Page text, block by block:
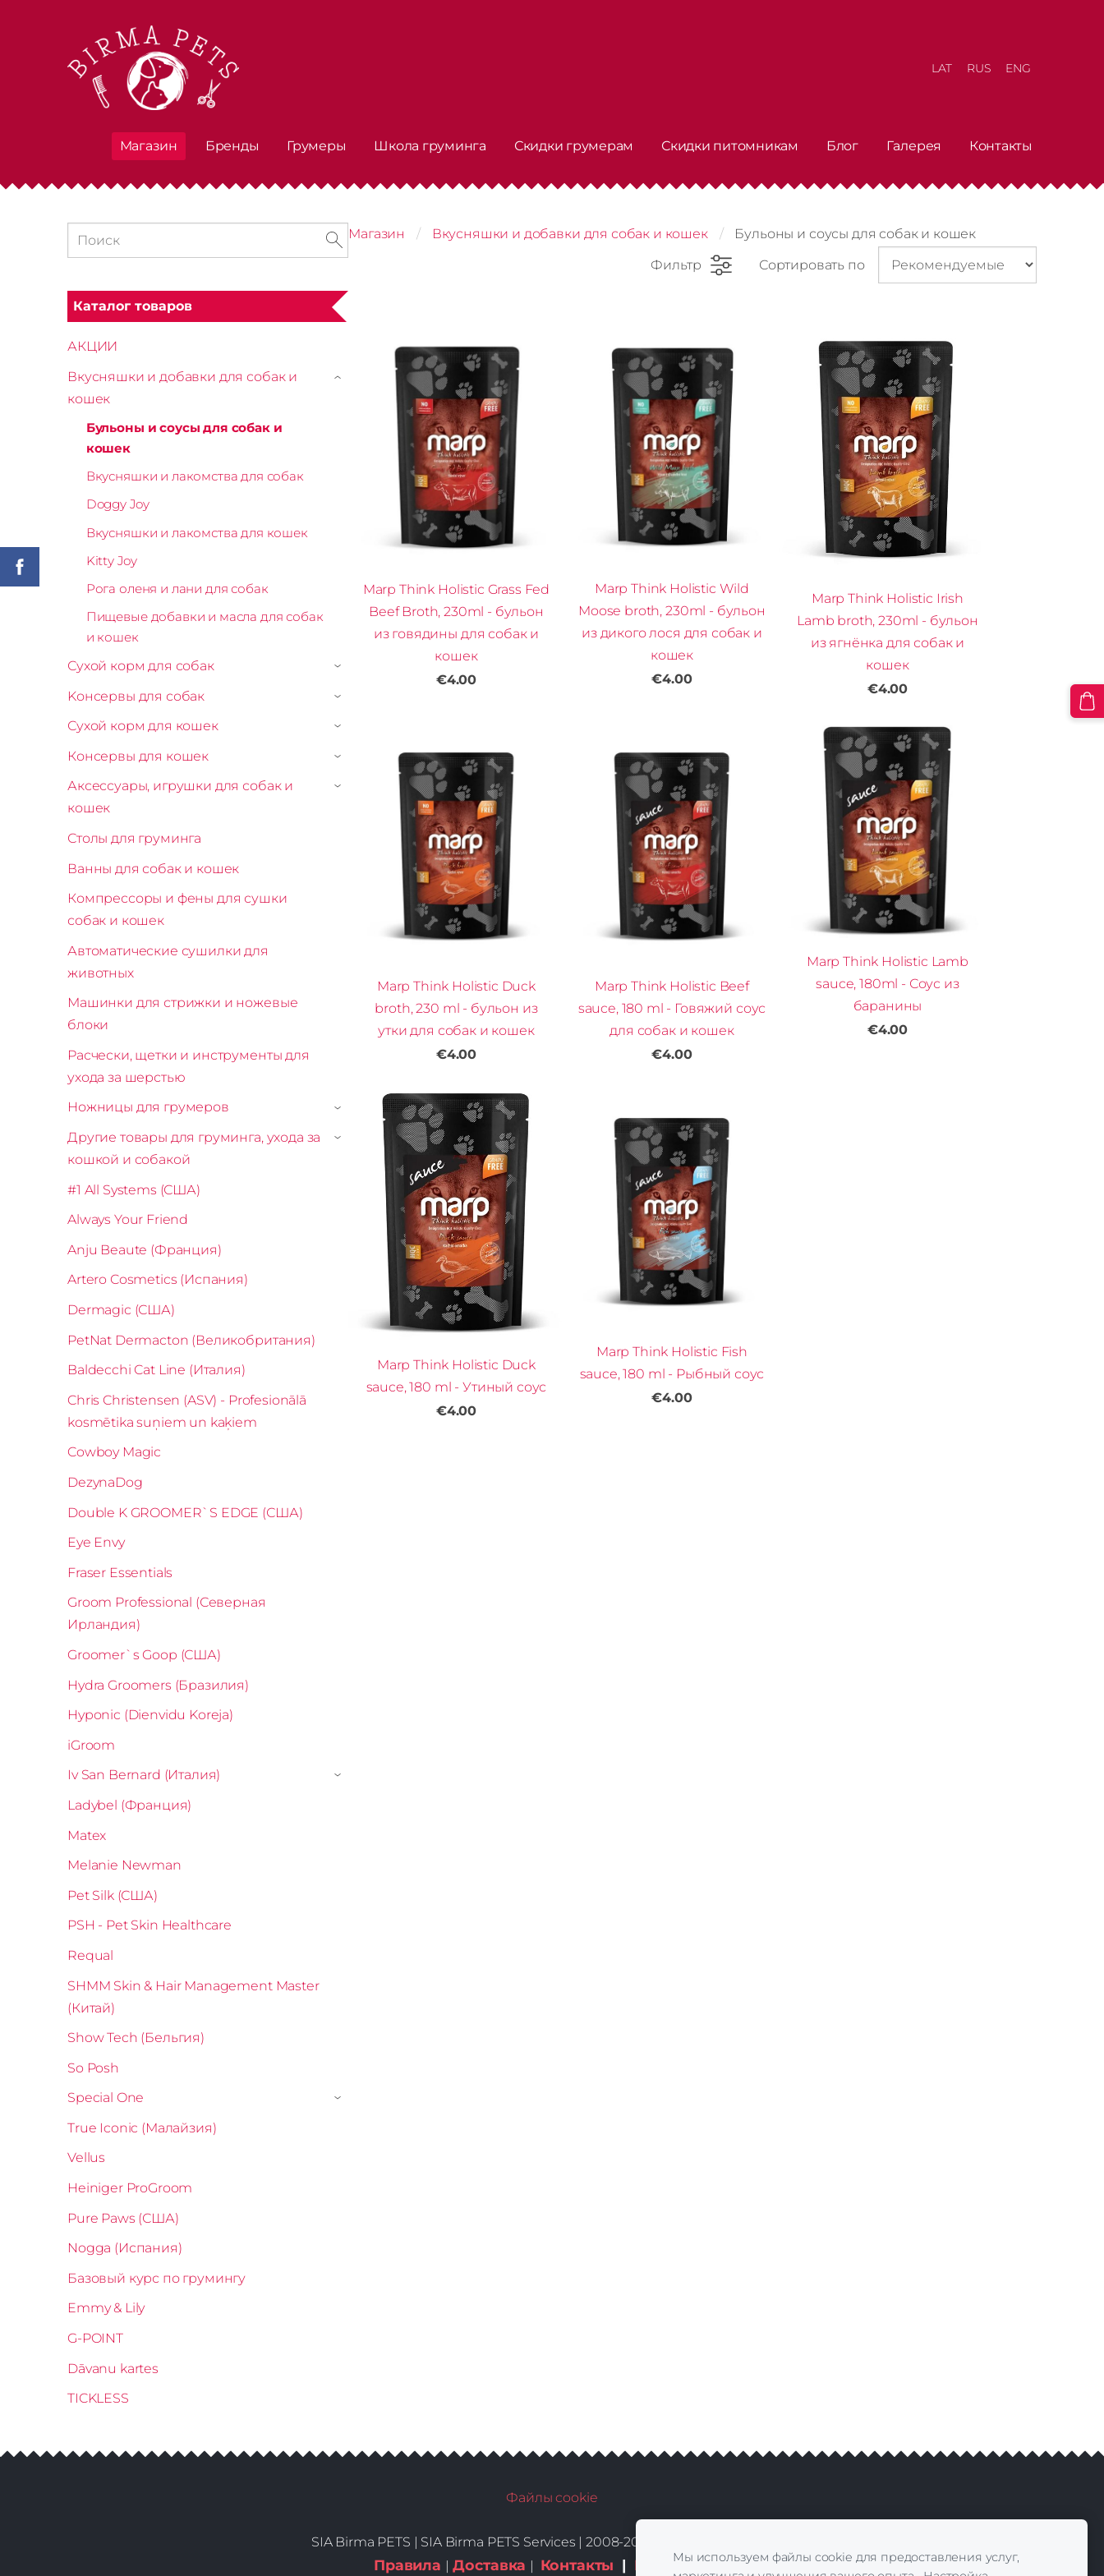
Магазин Бренды Грумеры Школа груминга Скидки грумерам Скидки питомникам Блог Галерея Контакты
LAT RUS ENG
Каталог товаров
АКЦИИ
Вкусняшки и добавки для собак и
кошек
Бульоны и соусы для собак и
кошек
Вкусняшки и лакомства для собак
Doggy Joy
Вкусняшки и лакомства для кошек
Kitty Joy
Рога оленя и лани для собак
Пищевые добавки и масла для собак
и кошек
›
Сухой корм для собак ›
Kонсервы для собак ›
Сухой корм для кошек ›
Консервы для кошек ›
Аксессуары, игрушки для собак и
кошек
›
Столы для груминга
Ванны для собак и кошек
Компрессоры и фены для сушки
собак и кошек
Автоматические сушилки для
животных
Машинки для стрижки и ножевые
блоки
Расчески, щетки и инструменты для
ухода за шерстью
Ножницы для грумеров
›
Другие товары для груминга, ухода за
кошкой и собакой
›
#1 All Systems (США)
Always Your Friend
Anju Beaute (Франция)
Artero Cosmetics (Испания)
Dermagic (США)
PetNat Dermacton (Великобритания)
Baldecchi Cat Line (Италия)
Chris Christensen (ASV) - Profesionālā
kosmētika suņiem un kaķiem
Cowboy Magic
DezynaDog
Double K GROOMER`S EDGE (США)
Eye Envy
Fraser Essentials
Groom Professional (Северная
Ирландия)
Groomer`s Goop (США)
Hydra Groomers (Бразилия)
Hyponic (Dienvidu Koreja)
iGroom
Iv San Bernard (Италия)
›
Ladybel (Франция)
Matex
Melanie Newman
Pet Silk (США)
PSH - Pet Skin Healthcare
Requal
SHMM Skin & Hair Management Master
(Китай)
Show Tech (Бельгия)
So Posh
Special One
›
True Iconic (Малайзия)
Vellus
Heiniger ProGroom
Pure Paws (США)
Nogga (Испания)
Базовый курс по грумингу
Emmy & Lily
G-POINT
Dāvanu kartes
TICKLESS
Магазин Вкусняшки и добавки для собак и кошек Бульоны и соусы для собак и кошек
Фильтр Сортировать по
Marp Think Holistic Grass Fed
Beef Broth, 230ml - бульон
из говядины для собак и
кошек
€4.00
Marp Think Holistic Wild
Moose broth, 230ml - бульон
из дикого лося для собак и
кошек
€4.00
Marp Think Holistic Irish
Lamb broth, 230ml - бульон
из ягнёнка для собак и
кошек
€4.00
Marp Think Holistic Duck
broth, 230 ml - бульон из
утки для собак и кошек
€4.00
Marp Think Holistic Beef
sauce, 180 ml - Говяжий соус
для собак и кошек
€4.00
Marp Think Holistic Lamb
sauce, 180ml - Соус из
баранины
€4.00
Marp Think Holistic Duck
sauce, 180 ml - Утиный соус
€4.00
Marp Think Holistic Fish
sauce, 180 ml - Рыбный соус
€4.00
Файлы cookie
SIA Birma PETS | SIA Birma PETS Services | 2008-2026 | All Rights Reserved
Правила Доставка Контакты | Куки-файлы
Мы используем файлы cookie для предоставления услуг,